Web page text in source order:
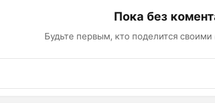
Пока без
Будьте первым, кто поделится